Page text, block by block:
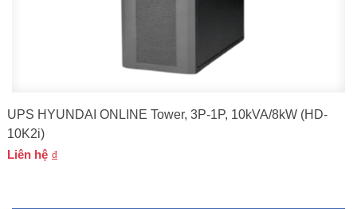
UPS HYUNDAI ONLINE Tower, 3P-1P, 10kVA/8kW (HD-
10K2i)
Liên hệ